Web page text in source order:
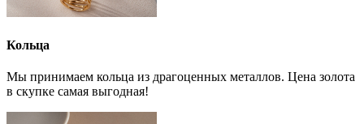
Кольца
Мы принимаем кольца из драгоценных металлов. Цена золота
в скупке самая выгодная!